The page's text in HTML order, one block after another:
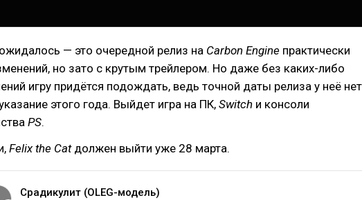
— это очередной релиз на Carbon Engine практически
но зато с крутым трейлером. Но даже без каких-либо
игру придётся подождать, ведь точной даты релиза у неё
этого года. Выйдет игра на ПК, Switch и консоли
PS.
Felix the Cat должен выйти уже 28 марта.
Срадикулит (OLEG-модель)